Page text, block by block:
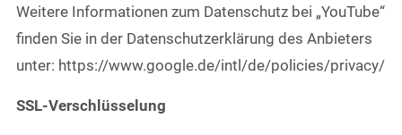
Weitere Informationen zum Datenschutz bei „YouTube“
finden Sie in der Datenschutzerklärung des Anbieters
unter: https://www.google.de/intl/de/policies/privacy/
SSL-Verschlüsselung